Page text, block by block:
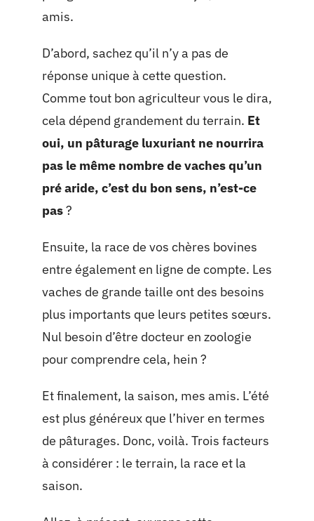
amis.
D’abord, sachez qu’il n’y a pas de
réponse unique à cette question.
Comme tout bon agriculteur vous le dira,
cela dépend grandement du terrain. Et
oui, un pâturage luxuriant ne nourrira
pas le même nombre de vaches qu’un
pré aride, c’est du bon sens, n’est-ce
pas?
Ensuite, la race de vos chères bovines
entre également en ligne de compte. Les
vaches de grande taille ont des besoins
plus importants que leurs petites sœurs.
Nul besoin d’être docteur en zoologie
pour comprendre cela, hein ?
Et finalement, la saison, mes amis. L’été
est plus généreux que l’hiver en termes
de pâturages. Donc, voilà. Trois facteurs
à considérer : le terrain, la race et la
saison.